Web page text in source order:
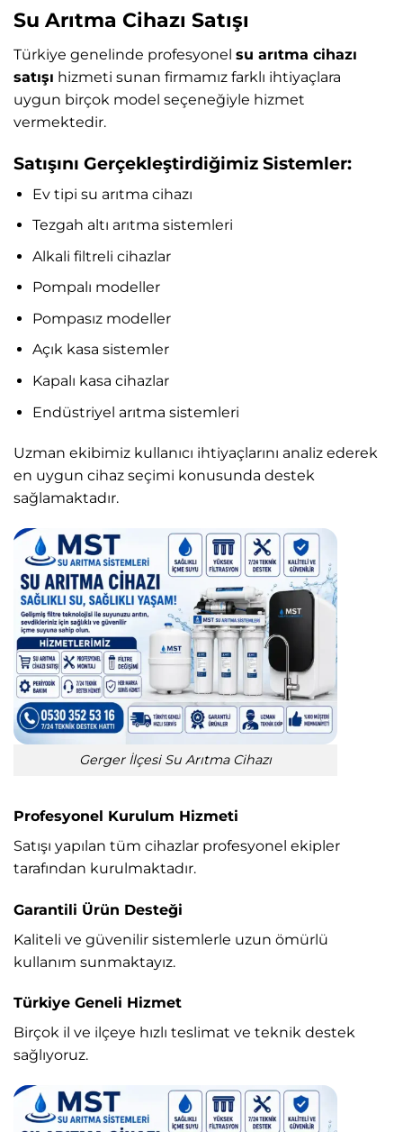
Su Arıtma Cihazı Satışı
Türkiye genelinde profesyonel su arıtma cihazı
satışı hizmeti sunan firmamız farklı ihtiyaçlara
uygun birçok model seçeneğiyle hizmet
vermektedir.
Satışını Gerçekleştirdiğimiz Sistemler:
Ev tipi su arıtma cihazı
Tezgah altı arıtma sistemleri
Alkali filtreli cihazlar
Pompalı modeller
Pompasız modeller
Açık kasa sistemler
Kapalı kasa cihazlar
Endüstriyel arıtma sistemleri
Uzman ekibimiz kullanıcı ihtiyaçlarını analiz ederek
en uygun cihaz seçimi konusunda destek
sağlamaktadır.
Gerger İlçesi Su Arıtma Cihazı
Profesyonel Kurulum Hizmeti
Satışı yapılan tüm cihazlar profesyonel ekipler
tarafından kurulmaktadır.
Garantili Ürün Desteği
Kaliteli ve güvenilir sistemlerle uzun ömürlü
kullanım sunmaktayız.
Türkiye Geneli Hizmet
Birçok il ve ilçeye hızlı teslimat ve teknik destek
sağlıyoruz.